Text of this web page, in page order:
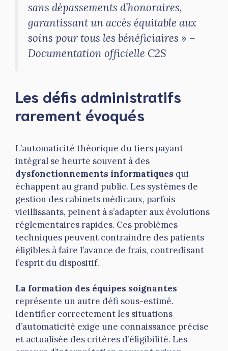
sans dépassements d’honoraires,
garantissant un accès équitable aux
soins pour tous les bénéficiaires » –
Documentation officielle C2S
Les défis administratifs
rarement évoqués
L’automaticité théorique du tiers payant
intégral se heurte souvent à des
dysfonctionnements informatiques qui
échappent au grand public. Les systèmes de
gestion des cabinets médicaux, parfois
vieillissants, peinent à s’adapter aux évolutions
réglementaires rapides. Ces problèmes
techniques peuvent contraindre des patients
éligibles à faire l’avance de frais, contredisant
l’esprit du dispositif.
La formation des équipes soignantes
représente un autre défi sous-estimé.
Identifier correctement les situations
d’automaticité exige une connaissance précise
et actualisée des critères d’éligibilité. Les